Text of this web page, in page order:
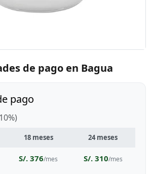
de pago en Bagua
pago
18 meses 24 meses
S/. 376/mes S/. 310/mes